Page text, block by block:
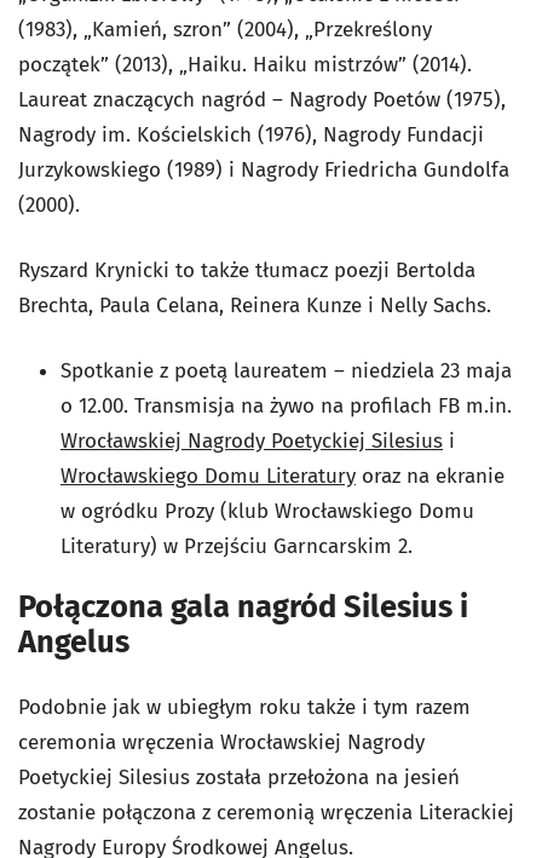
(1983), „Kamień, szron” (2004), „Przekreślony
początek” (2013), „Haiku. Haiku mistrzów” (2014).
Laureat znaczących nagród – Nagrody Poetów (1975),
Nagrody im. Kościelskich (1976), Nagrody Fundacji
Jurzykowskiego (1989) i Nagrody Friedricha Gundolfa
(2000).
Ryszard Krynicki to także tłumacz poezji Bertolda
Brechta, Paula Celana, Reinera Kunze i Nelly Sachs.
Spotkanie z poetą laureatem – niedziela 23 maja
o 12.00. Transmisja na żywo na profilach FB m.in.
Wrocławskiej Nagrody Poetyckiej Silesius i
Wrocławskiego Domu Literatury oraz na ekranie
w ogródku Prozy (klub Wrocławskiego Domu
Literatury) w Przejściu Garncarskim 2.
Połączona gala nagród Silesius i
Angelus
Podobnie jak w ubiegłym roku także i tym razem
ceremonia wręczenia Wrocławskiej Nagrody
Poetyckiej Silesius została przełożona na jesień
zostanie połączona z ceremonią wręczenia Literackiej
Nagrody Europy Środkowej Angelus.